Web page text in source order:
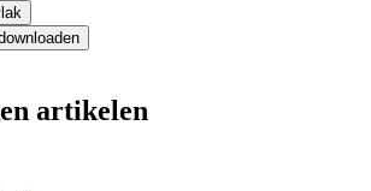
artikelen